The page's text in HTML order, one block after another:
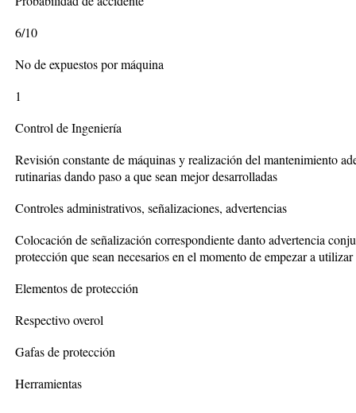
6/10
No de expuestos por máquina
1
Control de Ingeniería
Revisión constante de máquinas y realización del mantenimiento
rutinarias dando paso a que sean mejor desarrolladas
Controles administrativos, señalizaciones, advertencias
Colocación de señalización correspondiente danto advertencia
protección que sean necesarios en el momento de empezar a
Elementos de protección
Respectivo overol
Gafas de protección
Herramientas